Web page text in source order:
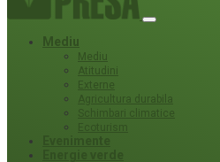
Mediu
Mediu
Atitudini
Externe
Agricultura durabila
Schimbari climatice
Ecoturism